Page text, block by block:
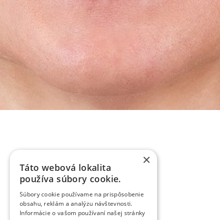
×
Táto webová lokalita
používa súbory cookie.
Súbory cookie používame na prispôsobenie
obsahu, reklám a analýzu návštevnosti.
Informácie o vašom používaní našej stránky